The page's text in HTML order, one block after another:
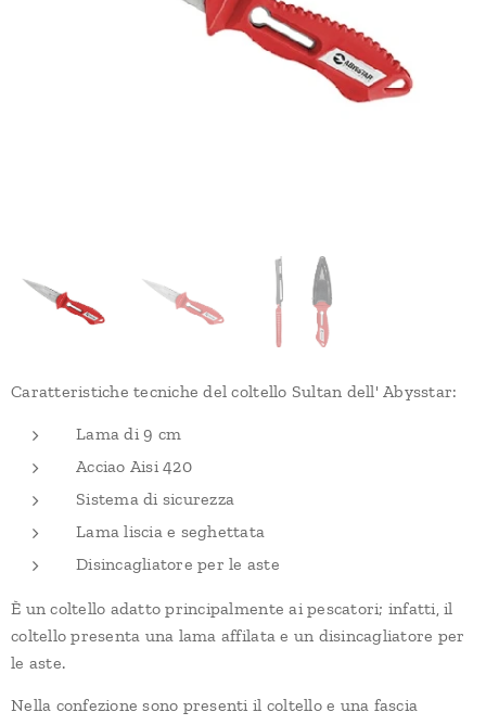
Caratteristiche tecniche del coltello Sultan dell' Abysstar:
Lama di 9 cm
Acciao Aisi 420
Sistema di sicurezza
Lama liscia e seghettata
Disincagliatore per le aste
È un coltello adatto principalmente ai pescatori; infatti, il
coltello presenta una lama affilata e un disincagliatore per
le aste.
Nella confezione sono presenti il coltello e una fascia